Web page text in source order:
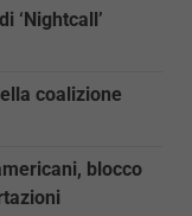
‘Nightcall’
coalizione
blocco